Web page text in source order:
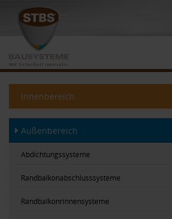
Innenbereich
Außenbereich
Abdichtungssysteme
Randbalkonabschlusssysteme
Randbalkonrinnensysteme